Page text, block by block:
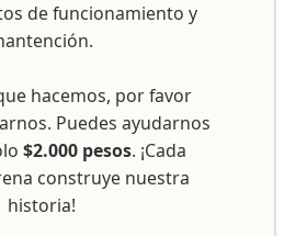
de funcionamiento y
hacemos, por favor
Puedes ayudarnos
$2.000 pesos. ¡Cada
construye nuestra
historia!